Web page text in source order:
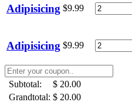
Adipisicing $9.99
Adipisicing $9.99
Subtotal:
$ 20.00
Grandtotal: $ 20.00